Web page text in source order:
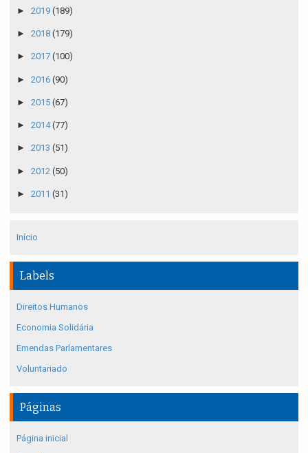
► 2019 (189)
► 2018 (179)
► 2017 (100)
► 2016 (90)
► 2015 (67)
► 2014(77)
► 2013 (51)
► 2012 (50)
► 2011 (31)
Início
Labels
Direitos Humanos
Economia Solidária
Emendas Parlamentares
Voluntariado
Páginas
Página inicial